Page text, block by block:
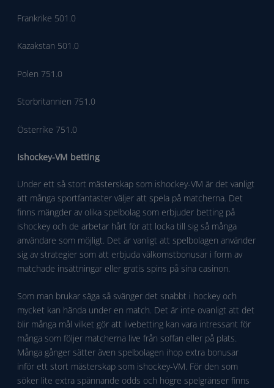
Frankrike 501.0
Kazakstan 501.0
Polen 751.0
Storbritannien 751.0
Österrike 751.0
Ishockey-VM betting
Under ett så stort mästerskap som ishockey-VM är det vanligt
att många sportfantaster väljer att spela på matcherna. Det
finns mängder av olika spelbolag som erbjuder betting på
ishockey och de arbetar hårt för att locka till sig så många
användare som möjligt. Det är vanligt att spelbolagen använder
sig av strategier som att erbjuda välkomstbonusar i form av
matchade insättningar eller gratis spins på sina casinon.
Som man brukar säga så svänger det snabbt i hockey och
mycket kan hända under en match. Det är inte ovanligt att det
blir många mål vilket gör att livebetting kan vara intressant för
många som följer matcherna live från soffan eller på plats.
Många gånger sätter även spelbolagen ihop extra bonusar
inför ett stort mästerskap som ishockey-VM. För den som
söker lite extra spännande odds och högre spelgränser finns